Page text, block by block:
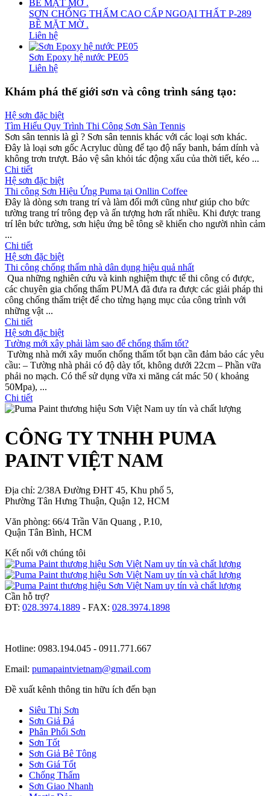
SƠN CHỐNG THẤM CAO CẤP NGOẠI THẤT P-289
BỀ MẶT MỜ .
Liên hệ
Sơn Epoxy hệ nước PE05
Liên hệ
Khám phá thế giới sơn và công trình sáng tạo:
Tìm Hiểu Quy Trình Thi Công Sơn Sàn Tennis
Sơn sân tennis là gì ? Sơn sân tennis khác với các loại sơn khác.
Đây là loại sơn gốc Acryluc dùng để tạo độ nẩy banh, bám dính và
không trơn trượt. Bảo vệ sân khỏi tác động xấu của thời tiết, kéo ...
Chi tiết
Thi công Sơn Hiệu Ứng Puma tại Onllin Coffee
Đây là dòng sơn trang trí và làm đổi mới cũng như giúp cho bức
tường trang trí trông đẹp và ấn tượng hơn rất nhiều. Khi được trang
trí lên bức tường, sơn hiệu ứng bê tông sẽ khiến cho người nhìn cảm
...
Chi tiết
Thi công chống thấm nhà dân dụng hiệu quả nhất
Qua những nghiên cứu và kinh nghiệm thực tế thi công có được,
các chuyên gia chống thấm PUMA đã đưa ra được các giải pháp thi
công chống thấm triệt để cho từng hạng mục của công trình với
những vật ...
Chi tiết
Tường mới xây phải làm sao để chống thấm tốt?
Tường nhà mới xây muốn chống thấm tốt bạn cần đảm bảo các yêu
cầu: – Tường nhà phải có độ dày tốt, không dưới 22cm – Phần vữa
phải no mạch. Có thể sử dụng vữa xi măng cát mác 50 ( khoảng
50Mpa), ...
Chi tiết
CÔNG TY TNHH PUMA
PAINT VIỆT NAM
Địa chỉ: 2/38A Đường ĐHT 45, Khu phố 5,
Phường Tân Hưng Thuận, Quận 12, HCM
Văn phòng: 66/4 Trần Văn Quang , P.10,
Quận Tân Bình, HCM
Kết nối với chúng tôi
Cần hỗ trợ?
ĐT: 028.3974.1889 - FAX: 028.3974.1898
Hotline: 0983.194.045 - 0911.771.667
Email: pumapaintvietnam@gmail.com
Đề xuất kênh thông tin hữu ích đến bạn
Siêu Thị Sơn
Sơn Giả Đá
Phân Phối Sơn
Sơn Tốt
Sơn Giả Bê Tông
Sơn Giá Tốt
Chống Thấm
Sơn Giao Nhanh